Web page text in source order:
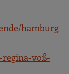
hamburg
voß-